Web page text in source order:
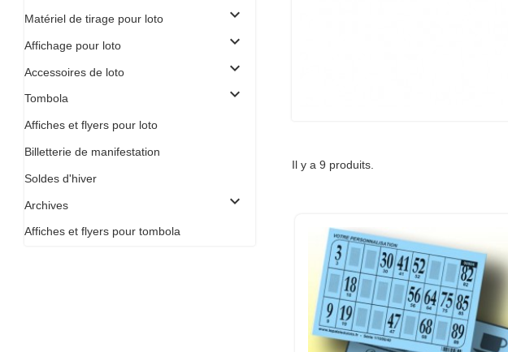
Matériel de tirage pour loto expand_more
Affichage pour loto expand_more
Accessoires de loto expand_more
Tombola expand_more
Affiches et flyers pour loto
Billetterie de manifestation
Soldes d'hiver
Archives expand_more
Affiches et flyers pour tombola
Il y a 9 produits.